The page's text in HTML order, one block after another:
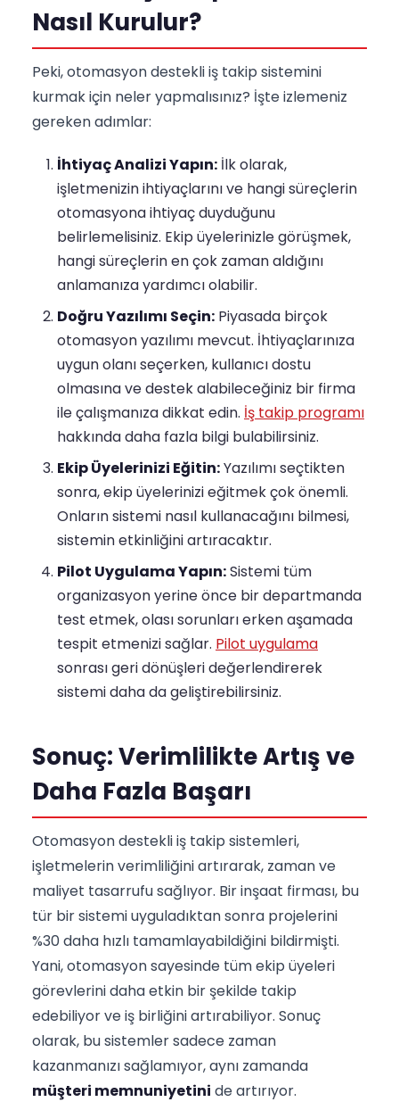
Nasıl Kurulur?
Peki, otomasyon destekli iş takip sistemini
kurmak için neler yapmalısınız? İşte izlemeniz
gereken adımlar:
İhtiyaç Analizi Yapın: İlk olarak,
işletmenizin ihtiyaçlarını ve hangi süreçlerin
otomasyona ihtiyaç duyduğunu
belirlemelisiniz. Ekip üyelerinizle görüşmek,
hangi süreçlerin en çok zaman aldığını
anlamanıza yardımcı olabilir.
Doğru Yazılımı Seçin: Piyasada birçok
otomasyon yazılımı mevcut. İhtiyaçlarınıza
uygun olanı seçerken, kullanıcı dostu
olmasına ve destek alabileceğiniz bir firma
ile çalışmanıza dikkat edin. İş takip programı
hakkında daha fazla bilgi bulabilirsiniz.
Ekip Üyelerinizi Eğitin:Yazılımı seçtikten
sonra, ekip üyelerinizi eğitmek çok önemli.
Onların sistemi nasıl kullanacağını bilmesi,
sistemin etkinliğini artıracaktır.
Pilot Uygulama Yapın:Sistemi tüm
organizasyon yerine önce bir departmanda
test etmek, olası sorunları erken aşamada
tespit etmenizi sağlar. Pilot uygulama
sonrası geri dönüşleri değerlendirerek
sistemi daha da geliştirebilirsiniz.
Sonuç: Verimlilikte Artış ve
Daha Fazla Başarı
Otomasyon destekli iş takip sistemleri,
işletmelerin verimliliğini artırarak, zaman ve
maliyet tasarrufu sağlıyor. Bir inşaat firması, bu
tür bir sistemi uyguladıktan sonra projelerini
%30 daha hızlı tamamlayabildiğini bildirmişti.
Yani, otomasyon sayesinde tüm ekip üyeleri
görevlerini daha etkin bir şekilde takip
edebiliyor ve iş birliğini artırabiliyor. Sonuç
olarak, bu sistemler sadece zaman
kazanmanızı sağlamıyor, aynı zamanda
müşteri memnuniyetini de artırıyor.